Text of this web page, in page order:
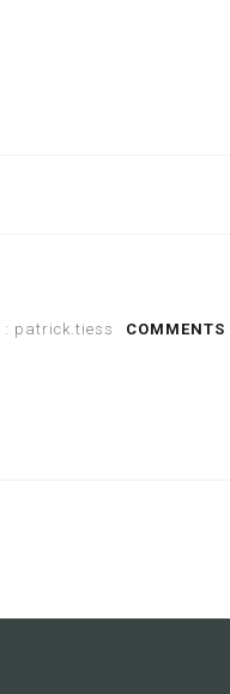
: patrick.tiess COMMENTS